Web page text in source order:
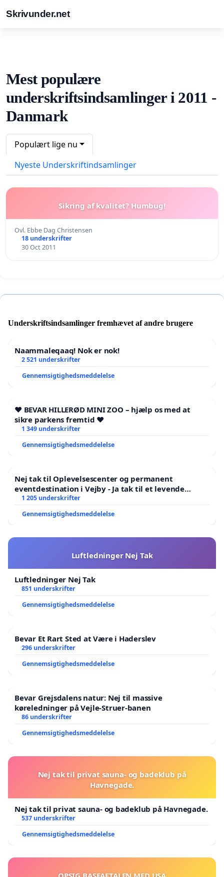
Skrivunder.net
Mest populære
underskriftsindsamlinger i 2011 -
Danmark
Populært lige nu
Nyeste Underskriftindsamlinger
Sikring af kvalitet? Humbug!
Ovl. Ebbe Dag Christensen
18 underskrifter
30 Oct 2011
Underskriftsindsamlinger fremhævet af andre brugere
Naammaleqaaq! Nok er nok!
2 521 underskrifter
Gennemsigtighedsmeddelelse
❤️ BEVAR HILLERØD MINI ZOO – hjælp os med at
sikre parkens fremtid ❤️
1 349 underskrifter
Gennemsigtighedsmeddelelse
Nej tak til Oplevelsescenter og permanent
eventdestination i Vejby - Ja tak til et levende
lokalområde i balance
1 205 underskrifter
Gennemsigtighedsmeddelelse
Luftledninger Nej Tak
Luftledninger Nej Tak
851 underskrifter
Gennemsigtighedsmeddelelse
Bevar Et Rart Sted at Være i Haderslev
296 underskrifter
Gennemsigtighedsmeddelelse
Bevar Grejsdalens natur: Nej til massive
køreledninger på Vejle-Struer-banen
86 underskrifter
Gennemsigtighedsmeddelelse
Nej tak til privat sauna- og badeklub på
Havnegade.
Nej tak til privat sauna- og badeklub på Havnegade.
537 underskrifter
Gennemsigtighedsmeddelelse